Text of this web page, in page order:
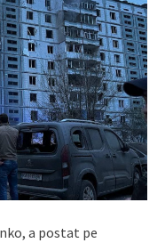
a postat pe